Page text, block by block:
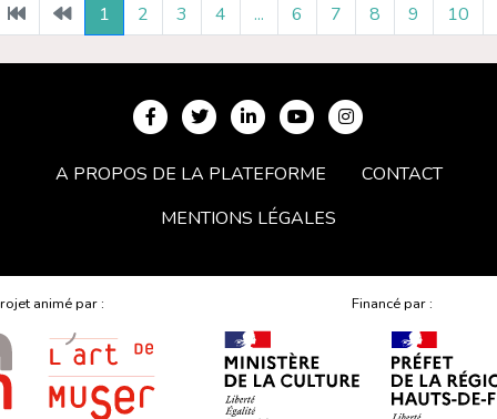
1 2 3 4 ... 6 7 8 9 10
A PROPOS DE LA PLATEFORME
CONTACT
MENTIONS LÉGALES
animé par : Financé par :